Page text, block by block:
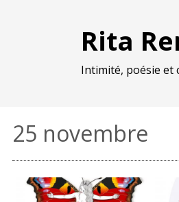
Rita
Intimité, poésie et
25 novembre